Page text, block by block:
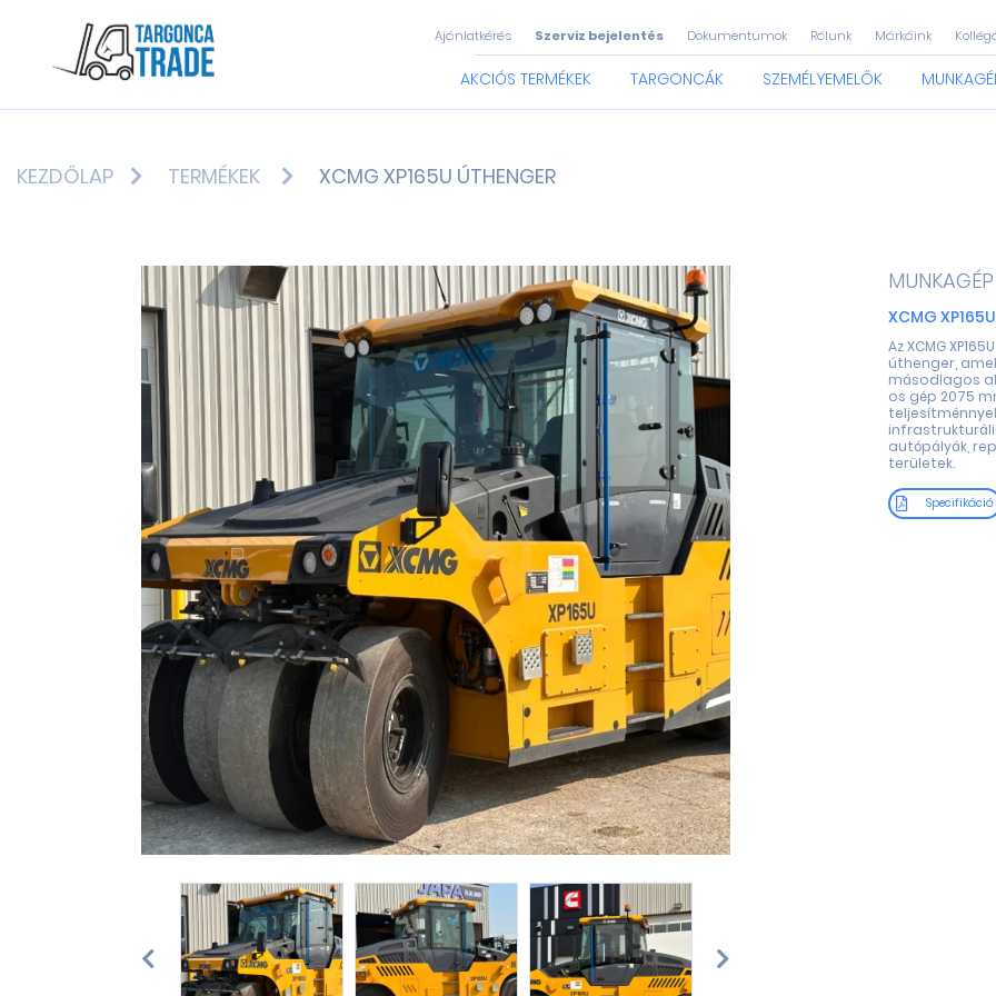
Ajánlatkérés Szerviz bejelentés Dokumentumok Rólunk Márkáink
AKCIÓS TERMÉKEK TARGONCÁK SZEMÉLYEMELŐK
KEZDŐLAP TERMÉKEK XCMG XP165U ÚTHENGER
MUNKAGÉP
XCMG
Az XCMG
úthenger,
másodlagos
os gép 2075
autópályák,
területek.
Specifikáció